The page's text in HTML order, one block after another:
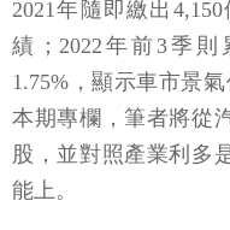
2021年隨即繳出
績；2022年前3季則
1.75%，顯示車市景
本期專欄，筆者將從
股，並對照產業利多
能上。